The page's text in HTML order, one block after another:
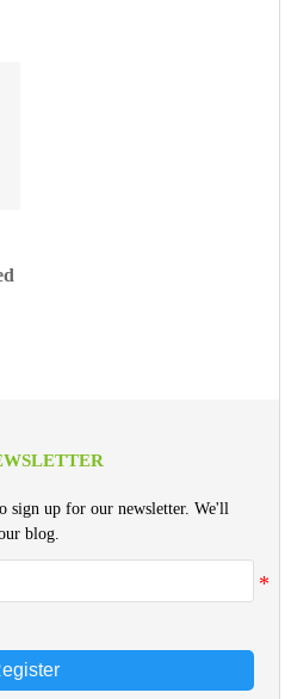
sign up for our newsletter. We'll
blog.